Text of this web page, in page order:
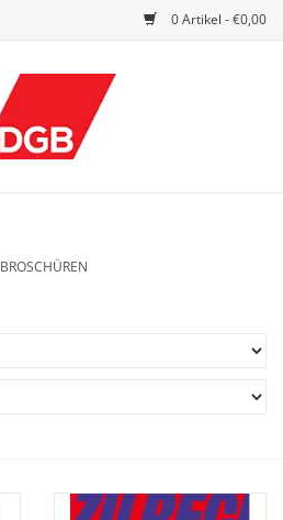
0 Artikel - €0,00
BROSCHÜREN